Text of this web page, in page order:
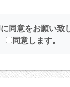
同意をお願い致
同意します。